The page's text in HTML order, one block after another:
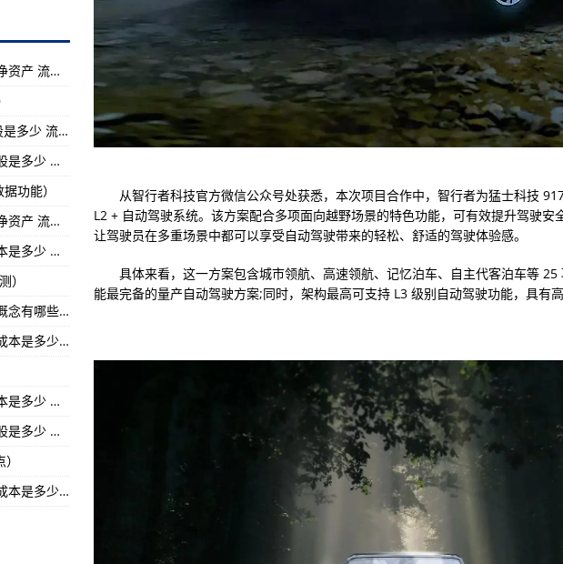
市公司流通股是多少 流通股为14.58亿
域重庆市2023年第三批科研项目评审验收结果公示-世界热讯:
数/娱乐功能）
公司每股多少钱 流通股为4.81亿
院兰州化物所在马铃薯化学与加工技术方面获进展-环球快看点丨
司流通股是多少 流通股为7.44亿
品特点）
司流通股是多少 流通股为13.12亿
）
公司涉及概念有哪些 流通股为12.36亿
从智行者科技官方微信公众号处获悉，本次项目合作中，智行者为猛士科技
L2 + 自动驾驶系统。该方案配合多项面向越野场景的特色功能，可有效提升驾驶安
让驾驶员在多重场景中都可以享受自动驾驶带来的轻松、舒适的驾驶体验感。
具体来看，这一方案包含城市领航、高速领航、记忆泊车、自主代客泊车等 25
能最完备的量产自动驾驶方案;同时，架构最高可支持 L3 级别自动驾驶功能，具有高
广东德赛电池（000049）上市公司每股净资产 流通股为2.99亿
广东深天马A（000050）上市公司流通股是多少 流通股为23.76亿
广东方大集团（000055）上市公司流通股是多少 流通股为6.76亿
功能）
广东皇庭国际（000056）上市公司每股净资产 流通股为9.03亿
广东深赛格（000058）上市公司平均成本是多少 流通股为9.85亿
）
辽宁华锦股份（000059）上市公司涉及概念有哪些 流通股为15.99亿
广东中金岭南（000060）上市公司平均成本是多少 流通股为37.37亿
广东农产品（000061）上市公司平均成本是多少 流通股为16.97亿
广东深圳华强（000062）上市公司流通股是多少 流通股为10.45亿
广东中兴通讯（000063）上市公司平均成本是多少 流通股为39.80亿